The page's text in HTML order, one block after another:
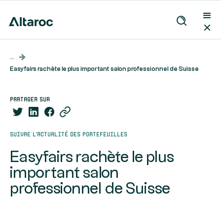
...
Easyfairs rachète le plus important salon professionnel de Suisse
partager sur
Suivre l’actualité des portefeuilles
Easyfairs rachète le plus
important salon
professionnel de Suisse